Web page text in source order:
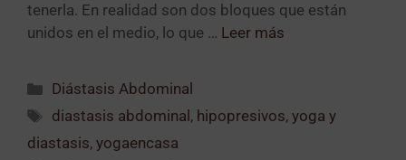
tenerla. En realidad son dos bloques que están
unidos en el medio, lo que … Leer más
Diástasis Abdominal
diastasis abdominal , hipopresivos,yoga y
diastasis, yogaencasa